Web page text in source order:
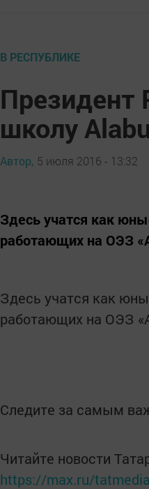
В РЕСПУБЛИКЕ
школу
Автор, 5 июля 2016 - 13:32
Здесь учатся как
работающих на ОЭЗ
Здесь учатся как
работающих на ОЭЗ
Следите за самым
Читайте новости
https://max.ru/tatmedia